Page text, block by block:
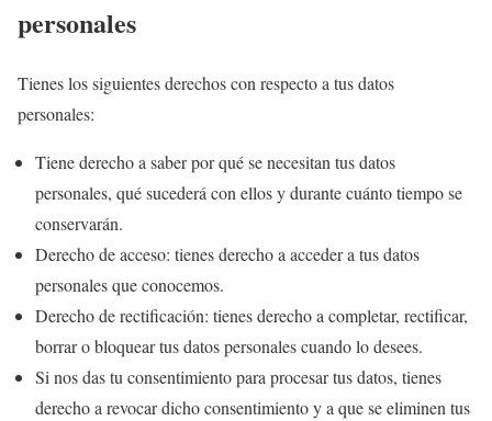
personales
Tienes los siguientes derechos con respecto a tus datos
personales:
Tiene derecho a saber por qué se necesitan tus datos
personales, qué sucederá con ellos y durante cuánto tiempo se
conservarán.
Derecho de acceso: tienes derecho a acceder a tus datos
personales que conocemos.
Derecho de rectificación: tienes derecho a completar, rectificar,
borrar o bloquear tus datos personales cuando lo desees.
Si nos das tu consentimiento para procesar tus datos, tienes
derecho a revocar dicho consentimiento y a que se eliminen tus